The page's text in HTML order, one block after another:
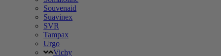
Souvenaid
Suavinex
SVR
Tampax
Urgo
Vichy